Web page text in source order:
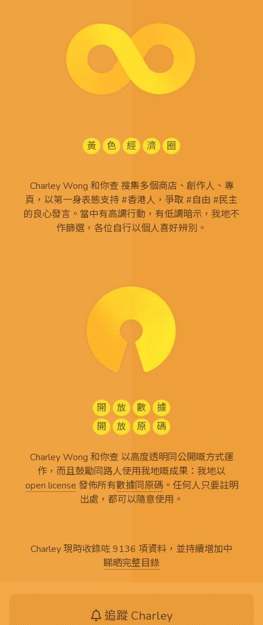
黃 色 經 濟 圈
Charley Wong 和你查 搜集多個商店、創作人、專
頁，以第一身表態支持 #香港人，爭取 #自由 #民主
的良心發言。當中有高調行動，有低調暗示，我地不
作篩選，各位自行以個人喜好辨別。
開 放 數
據
開
放 原 碼
Charley Wong 和你查 以高度透明同公開嘅方式運
作，而且鼓勵同路人使用我地嘅成果：我地以
open license 發佈所有數據同原碼。任何人只要註明
出處，都可以隨意使用。
Charley 現時收錄咗 9136 項資料，並持續增加中
睇晒完整目錄
追蹤 Charley